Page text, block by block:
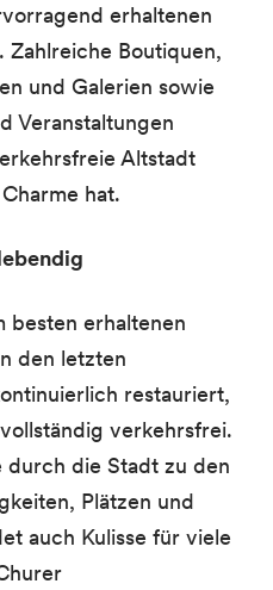
erhaltenen
Boutiquen,
und Galerien sowie
Veranstaltungen
Altstadt
hat.
besten erhaltenen
den letzten
restauriert,
verkehrsfrei.
durch die Stadt zu den
Plätzen und
auch Kulisse für viele